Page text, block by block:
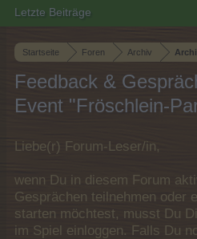
Startseite Foren Archiv
Feedback &
Event "Fröschlein-
Liebe(r) Forum-Leser/in,
wenn Du in diesem Forum
Gesprächen teilnehmen oder
starten möchtest, musst Du
im Spiel einloggen. Falls Du
Letzte Beiträge